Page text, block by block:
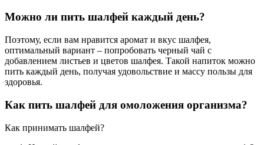
Можно ли пить шалфей каждый день?
Поэтому, если вам нравится аромат и вкус шалфея,
оптимальный вариант – попробовать черный чай с
добавлением листьев и цветов шалфея. Такой напиток можно
пить каждый день, получая удовольствие и массу пользы для
здоровья.
Как пить шалфей для омоложения организма?
Как принимать шалфей?